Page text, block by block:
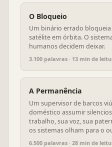
O Bloqueio
Um binário errado
satélite em órbita. O
humanos decidem deixar.
3.100 palavras · 13 min de
A Permanência
Um supervisor de barcos
doméstico assumir
trabalho, sua voz, sua
os sistemas olham para o
6.500 palavras · 28 min de